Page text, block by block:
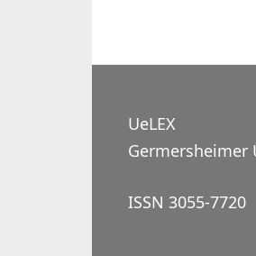
UeLEX
Germersheimer
ISSN 3055-7720